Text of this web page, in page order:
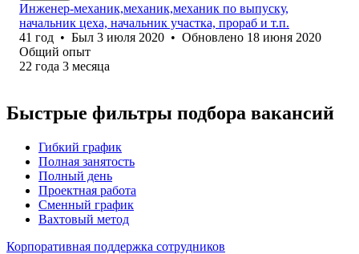
Инженер-механик,механик,механик по выпуску,
начальник цеха, начальник участка, прораб и т.п.
41 год • Был 3 июля 2020 • Обновлено 18 июня 2020
Общий опыт
22 года 3 месяца
Быстрые фильтры подбора вакансий
Гибкий график
Полная занятость
Полный день
Проектная работа
Сменный график
Вахтовый метод
Корпоративная поддержка сотрудников